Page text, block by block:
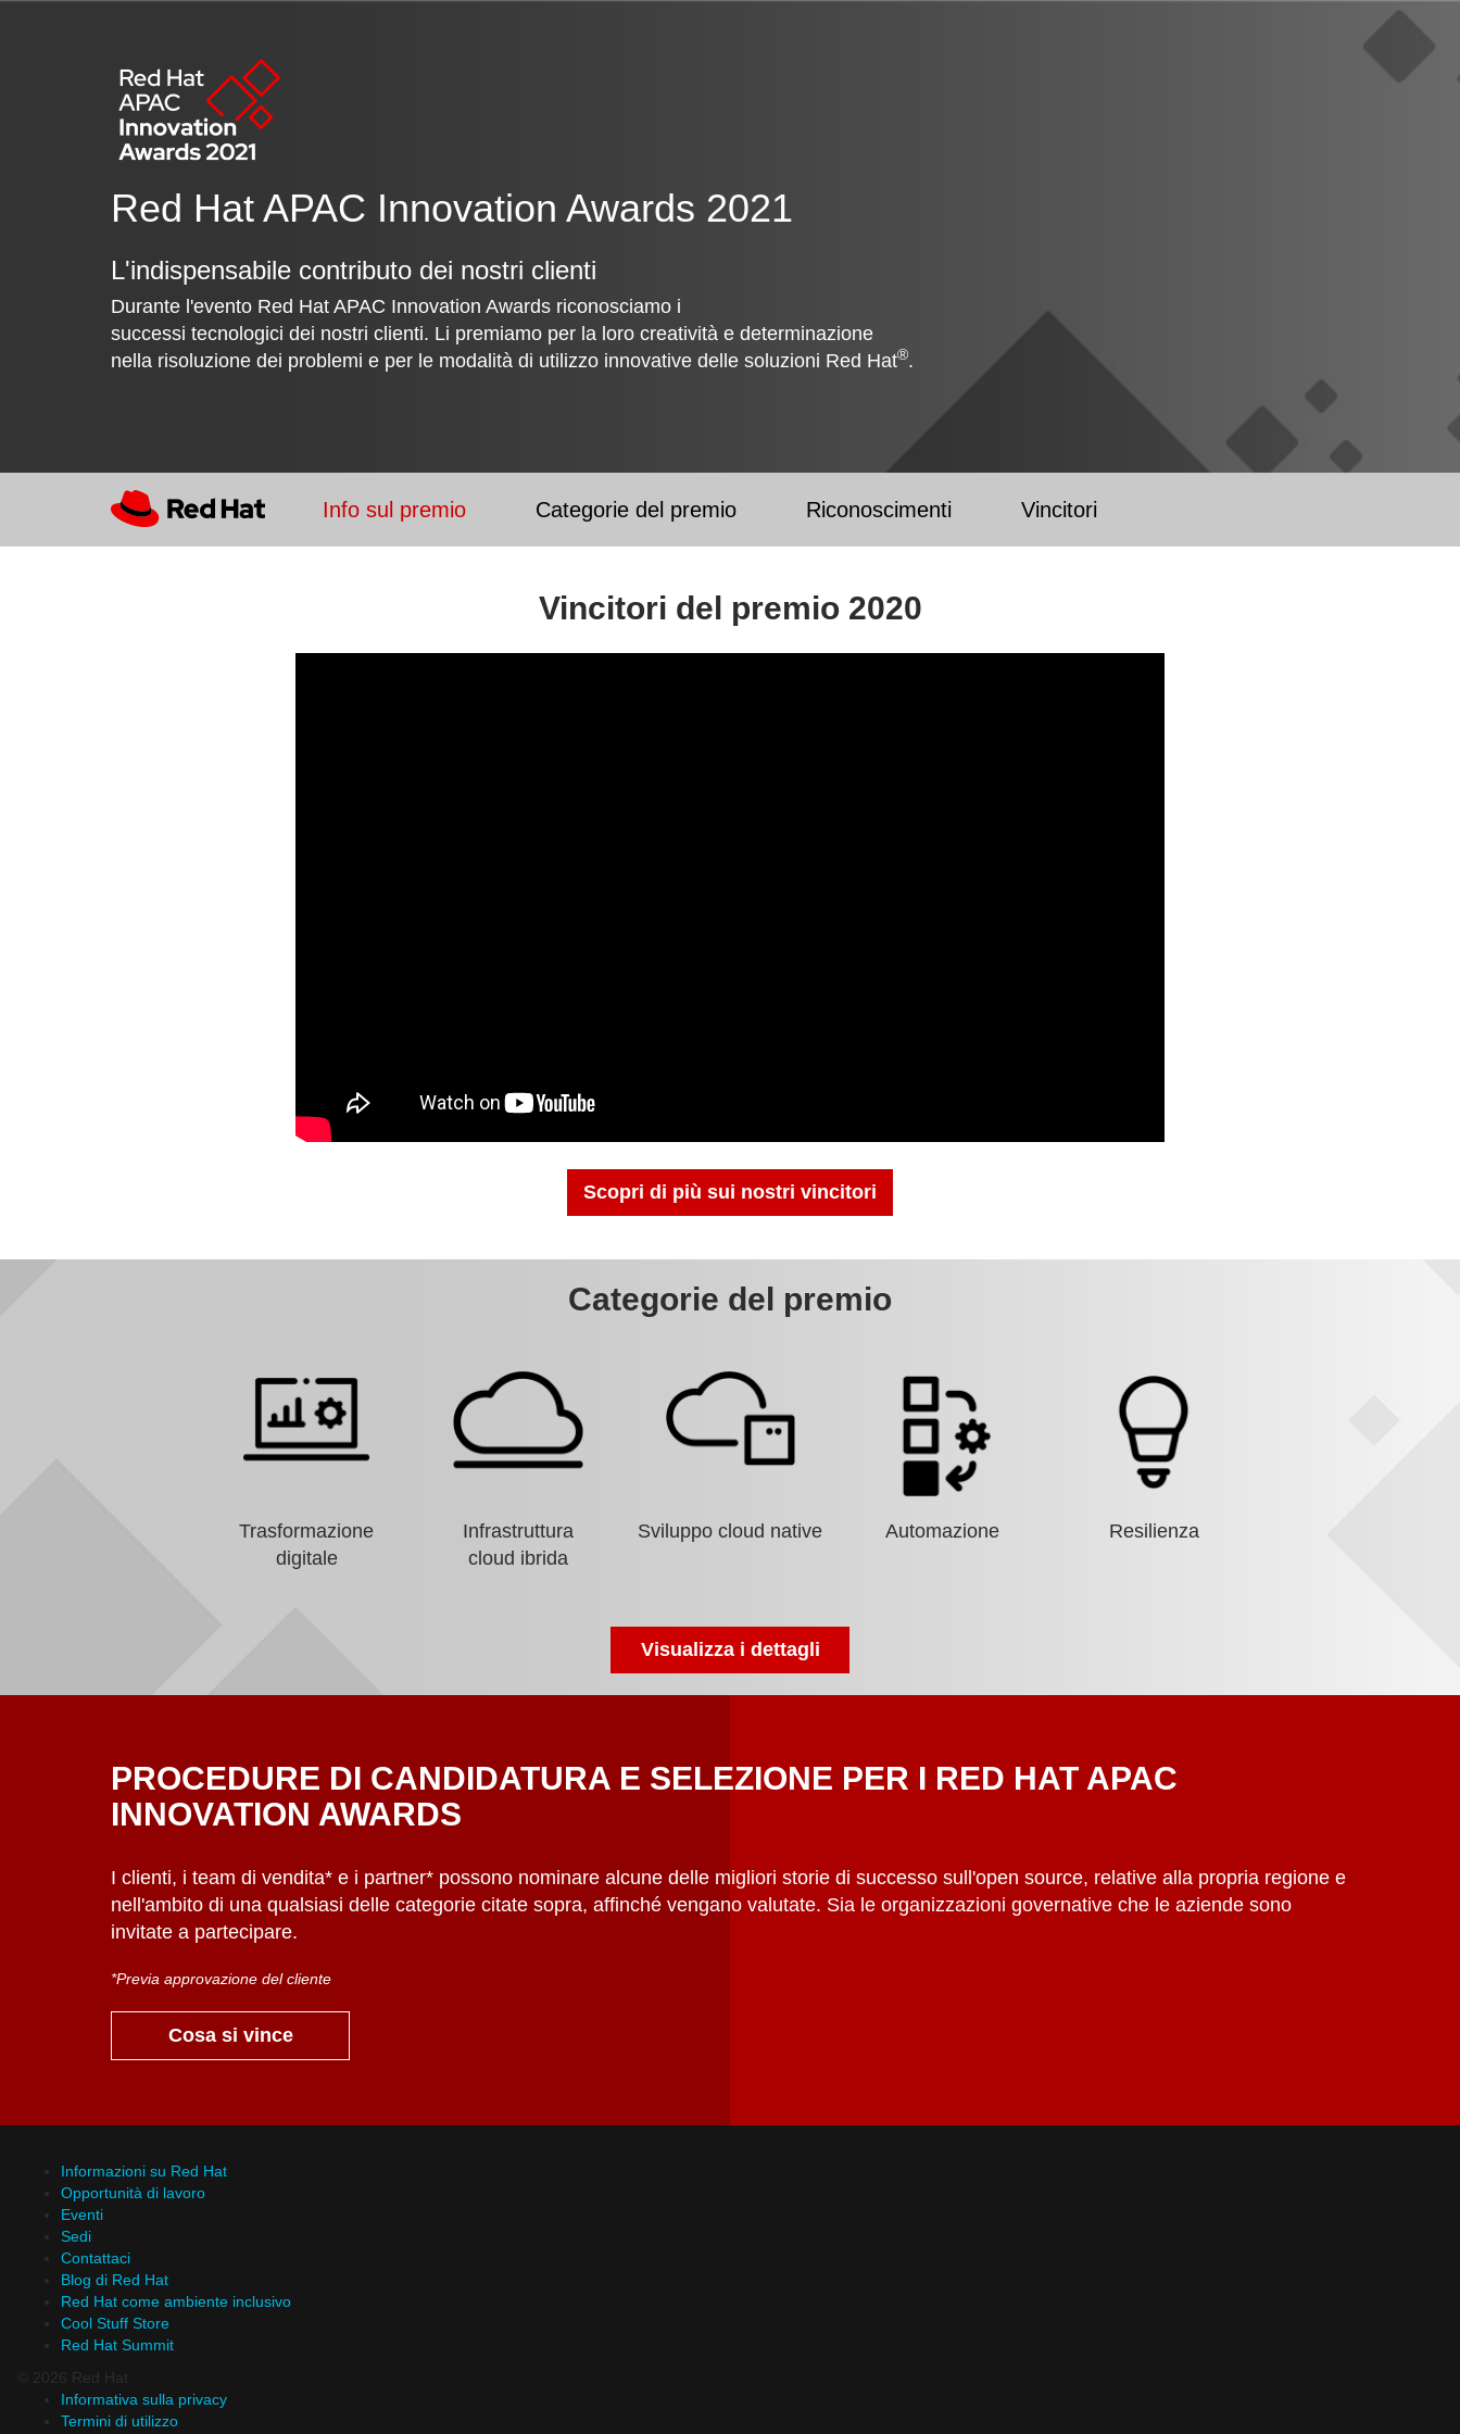
Red Hat APAC Innovation Awards 2021
L'indispensabile contributo dei nostri clienti
Durante l'evento Red Hat APAC Innovation Awards riconosciamo i
successi tecnologici dei nostri clienti. Li premiamo per la loro creatività e determinazione
nella risoluzione dei problemi e per le modalità di utilizzo innovative delle soluzioni Red Hat®.
Info sul premio Categorie del premio Riconoscimenti Vincitori
Vincitori del premio 2020
Scopri di più sui nostri vincitori
Categorie del premio
Trasformazione
digitale
Infrastruttura
cloud ibrida
Sviluppo cloud native Automazione Resilienza
Visualizza i dettagli
PROCEDURE DI CANDIDATURA E SELEZIONE PER I RED HAT APAC
INNOVATION AWARDS
I clienti, i team di vendita* e i partner* possono nominare alcune delle migliori storie di successo sull'open source, relative alla propria regione e
nell'ambito di una qualsiasi delle categorie citate sopra, affinché vengano valutate. Sia le organizzazioni governative che le aziende sono
invitate a partecipare.
*Previa approvazione del cliente
Cosa si vince
Informazioni su Red Hat
Opportunità di lavoro
Eventi
Sedi
Contattaci
Blog di Red Hat
Red Hat come ambiente inclusivo
Cool Stuff Store
Red Hat Summit
© 2026 Red Hat
Informativa sulla privacy
Termini di utilizzo